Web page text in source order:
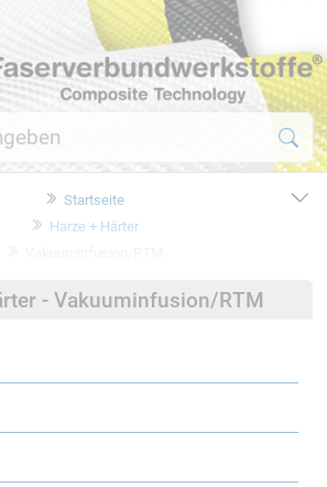
Startseite
Harze + Härter
Vakuuminfusion/RTM
- Vakuuminfusion/RTM